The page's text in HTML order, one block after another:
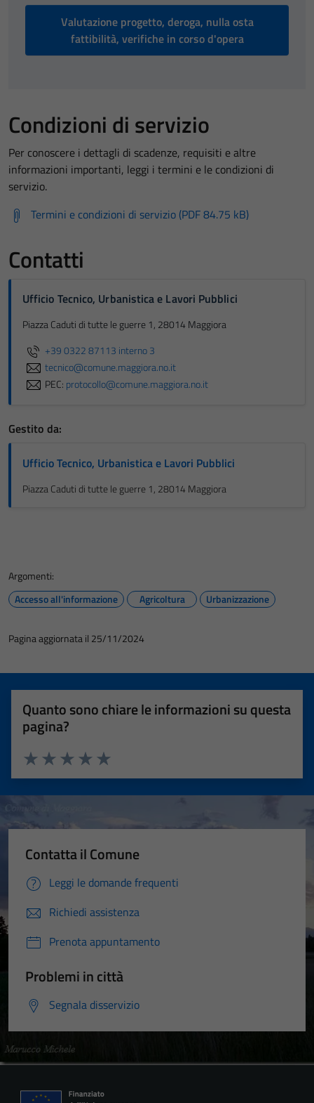
Valutazione progetto, deroga, nulla osta
fattibilità, verifiche in corso d'opera
Condizioni di servizio
Per conoscere i dettagli di scadenze, requisiti e altre
informazioni importanti, leggi i termini e le condizioni di
servizio.
Termini e condizioni di servizio (PDF 84.75 kB)
Contatti
Ufficio Tecnico, Urbanistica e Lavori Pubblici
Piazza Caduti di tutte le guerre 1, 28014 Maggiora
+39 0322 87113 interno 3
tecnico@comune.maggiora.no.it
PEC: protocollo@comune.maggiora.no.it
Gestito da:
Ufficio Tecnico, Urbanistica e Lavori Pubblici
Piazza Caduti di tutte le guerre 1, 28014 Maggiora
Argomenti:
Accesso all'informazione
Agricoltura Urbanizzazione
Pagina aggiornata il 25/11/2024
Quanto sono chiare le informazioni su questa
pagina?
Valuta 5 stelle su 5
Valuta 4 stelle su 5
Valuta 3 stelle su 5
Valuta 2 stelle su 5
Valuta 1 stelle su 5
Contatta il Comune
Leggi le domande frequenti
Richiedi assistenza
Prenota appuntamento
Problemi in città
Segnala disservizio